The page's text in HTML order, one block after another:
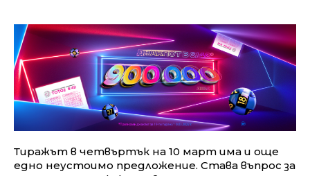
Тиражът в четвъртък на 10 март има и още
едно неустоимо предложение. Става въпрос за